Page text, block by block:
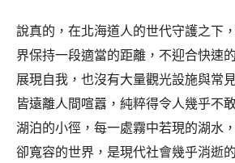
說真的，在北海道人的世代守護之下
界保持一段適當的距離，不迎合快速
展現自我，也沒有大量觀光設施與常
皆遠離人間喧囂，純粹得令人幾乎不
湖泊的小徑，每一處霧中若現的湖水
卻寬容的世界，是現代社會幾乎消逝